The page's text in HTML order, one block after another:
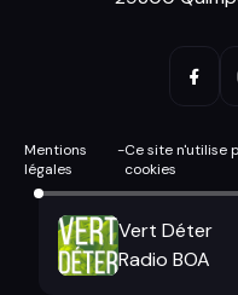
Mentions
légales
-Ce site n'utilise
cookies
Vert Déter
Radio BOA